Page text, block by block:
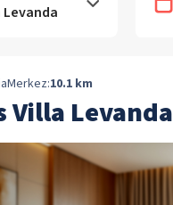
Merkez:10.1 km
Villa Levanda